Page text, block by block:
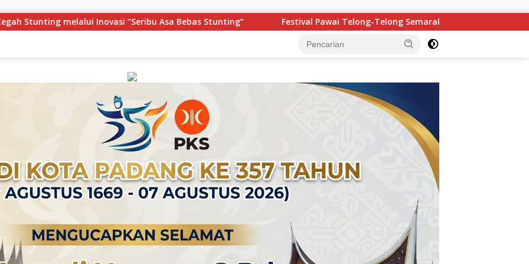
Asa Bebas Stunting” Festival Pawai Telong-Telong Semarakkan HJK Kota Padang ke-357, Ribuan Warga Tumpah